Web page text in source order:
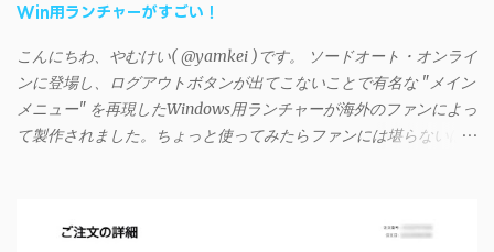
に設定する （念のため）再起動する iSyncrでパスワードを入力す
すれば完了 一度この手順を施せば、言語設定は日本語に戻して
もOKだ。これでWi-Fiを使った同期機能が使えるようになる。USB
接続による同期については、アプリに根本的な不具合が発生して
おり、現時点で使えないようだ。諦めよう。 今回の不具合につ
iSyncrを活用することで、Androidデバイスでもレート機能や再生
Win用ランチャーがすごい！
こんにちわ、やむけい( @yamkei )です。 ソードオート・オンライ
ンに登場し、ログアウトボタンが出てこないことで有名な "メイン
メニュー" を再現したWindows用ランチャーが海外のファンによっ
て製作されました。ちょっと使ってみたらファンには堪らないほ
す・・・。カッコイイ！！ 開発ページ（英語） gpbeta.com - The